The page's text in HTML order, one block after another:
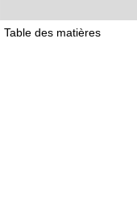
Table des matières